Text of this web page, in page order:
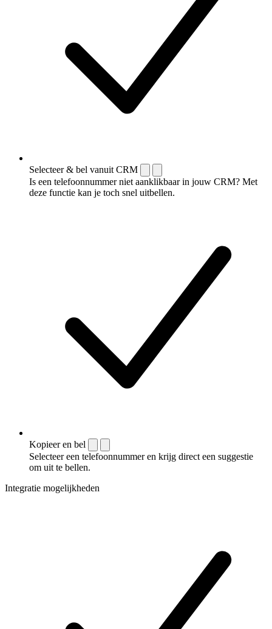
Selecteer & bel vanuit CRM
Is een telefoonnummer niet aanklikbaar in jouw CRM? Met
deze functie kan je toch snel uitbellen.
Kopieer en bel
Selecteer een telefoonnummer en krijg direct een suggestie
om uit te bellen.
Integratie mogelijkheden